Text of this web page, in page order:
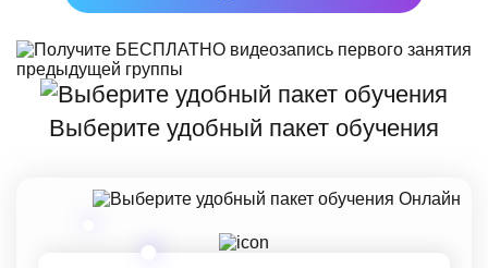
Выберите удобный пакет обучения